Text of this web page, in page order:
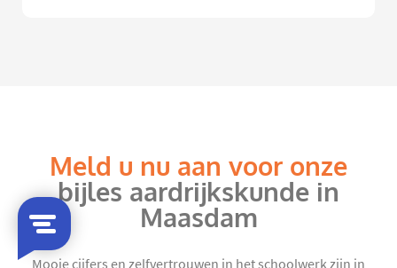
Meld u nu aan voor onze
bijles aardrijkskunde in
Maasdam